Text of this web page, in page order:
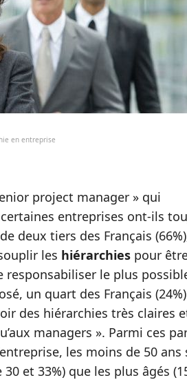
en entreprise
project manager » qui
entreprises ont-ils
deux tiers des Français
les hiérarchies pour
le plus
un quart des Français (24%)
des hiérarchies très claires
managers ». Parmi ces
les moins de 50 ans
et 33%) que les plus âgés